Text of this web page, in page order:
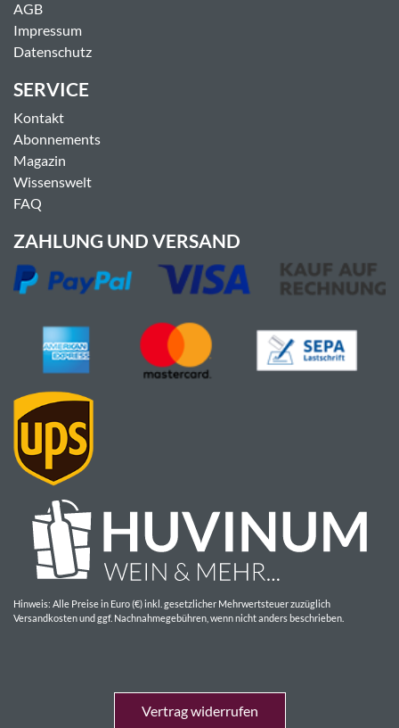
AGB
Impressum
Datenschutz
SERVICE
Kontakt
Abonnements
Magazin
Wissenswelt
FAQ
ZAHLUNG UND VERSAND
Hinweis: Alle Preise in Euro (€) inkl. gesetzlicher Mehrwertsteuer zuzüglich
Versandkosten und ggf. Nachnahmegebühren, wenn nicht anders beschrieben.
Vertrag widerrufen